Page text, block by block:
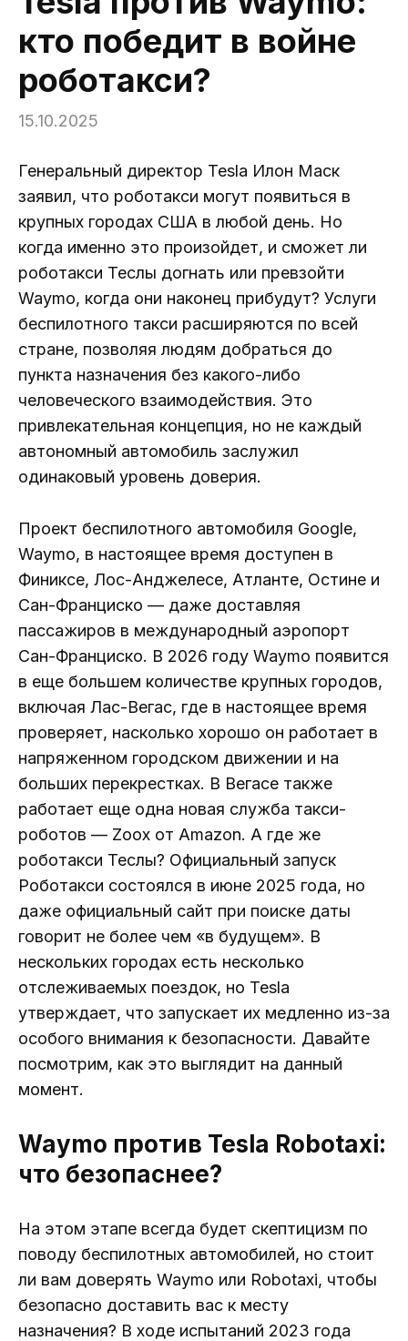
кто победит в войне
роботакси?
15.10.2025
Генеральный директор Tesla Илон Маск
заявил, что роботакси могут появиться в
крупных городах США в любой день. Но
когда именно это произойдет, и сможет ли
роботакси Теслы догнать или превзойти
Waymo, когда они наконец прибудут? Услуги
беспилотного такси расширяются по всей
стране, позволяя людям добраться до
пункта назначения без какого-либо
человеческого взаимодействия. Это
привлекательная концепция, но не каждый
автономный автомобиль заслужил
одинаковый уровень доверия.
Проект беспилотного автомобиля Google,
Waymo, в настоящее время доступен в
Финиксе, Лос-Анджелесе, Атланте, Остине и
Сан-Франциско — даже доставляя
пассажиров в международный аэропорт
Сан-Франциско. В 2026 году Waymo появится
в еще большем количестве крупных городов,
включая Лас-Вегас, где в настоящее время
проверяет, насколько хорошо он работает в
напряженном городском движении и на
больших перекрестках. В Вегасе также
работает еще одна новая служба такси-
роботов — Zoox от Amazon. А где же
роботакси Теслы? Официальный запуск
Роботакси состоялся в июне 2025 года, но
даже официальный сайт при поиске даты
говорит не более чем «в будущем». В
нескольких городах есть несколько
отслеживаемых поездок, но Tesla
утверждает, что запускает их медленно из-за
особого внимания к безопасности. Давайте
посмотрим, как это выглядит на данный
момент.
Waymo против Tesla Robotaxi:
что безопаснее?
На этом этапе всегда будет скептицизм по
поводу беспилотных автомобилей, но стоит
ли вам доверять Waymo или Robotaxi, чтобы
безопасно доставить вас к месту
назначения? В ходе испытаний 2023 года